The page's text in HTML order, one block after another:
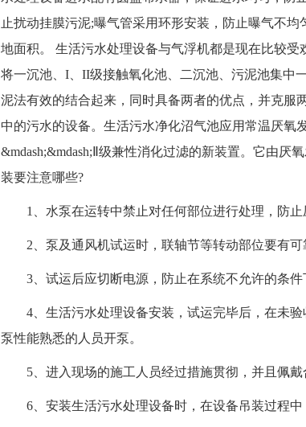
止扰动挂膜污泥;曝气管采用环形安装，防止曝气不
地面积。 生活污水处理设备与气浮机都是现在比较
将一沉池、I、II级接触氧化池、二沉池、污泥池集中
泥法有效的结合起来，同时具备两者的优点，并克服
中的污水的设备。生活污水净化沼气池应用常温厌氧
&mdash;&mdash;Ⅱ级兼性消化过滤的新装置。它由
装要注意哪些?
1、水泵在运转中禁止对任何部位进行处理，防止
2、泵及通风机试运时，联轴节等转动部位要有可
3、试运后应切断电源，防止在系统不允许的条件
4、生活污水处理设备安装，试运完毕后，在未验
泵性能熟悉的人员开泵。
5、进入现场的施工人员经过措施贯彻，并且佩戴
6、安装生活污水处理设备时，在设备吊装过程中